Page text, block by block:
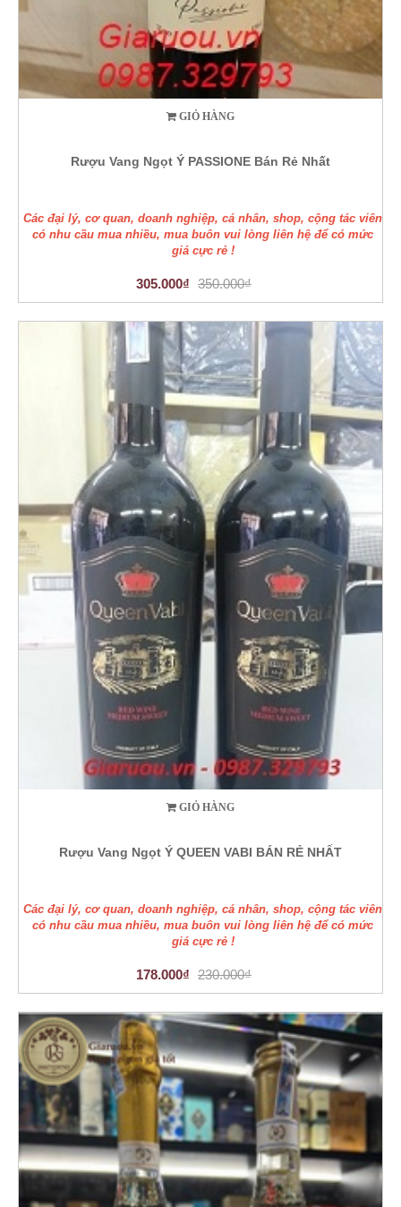
GIỎ HÀNG
Rượu Vang Ngọt Ý PASSIONE Bán Rẻ Nhất
Các đại lý, cơ quan, doanh nghiệp, cá nhân, shop, cộng tác viên
có nhu cầu mua nhiều, mua buôn vui lòng liên hệ để có mức
giá cực rẻ !
305.000₫ 350.000₫
GIỎ HÀNG
Rượu Vang Ngọt Ý QUEEN VABI BÁN RẺ NHẤT
Các đại lý, cơ quan, doanh nghiệp, cá nhân, shop, cộng tác viên
có nhu cầu mua nhiều, mua buôn vui lòng liên hệ để có mức
giá cực rẻ !
178.000₫ 230.000₫